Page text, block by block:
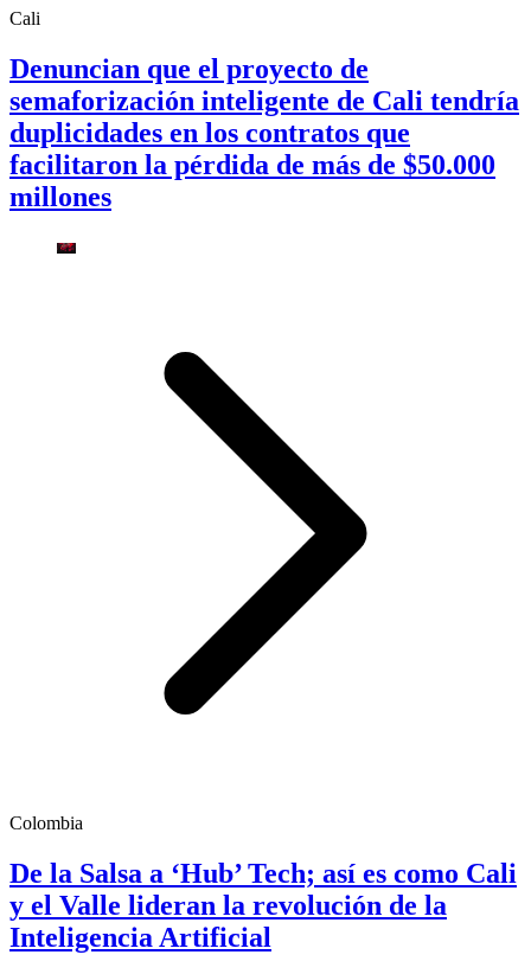
Cali
Denuncian que el proyecto de
semaforización inteligente de Cali tendría
duplicidades en los contratos que
facilitaron la pérdida de más de $50.000
millones
Colombia
De la Salsa a ‘Hub’ Tech; así es como Cali
y el Valle lideran la revolución de la
Inteligencia Artificial